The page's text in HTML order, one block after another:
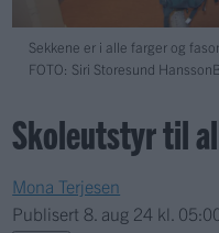
Sekkene er i alle farger og
FOTO: Siri Storesund Hansson
Skoleutstyr til
Mona Terjesen
Publisert8. aug 24 kl.